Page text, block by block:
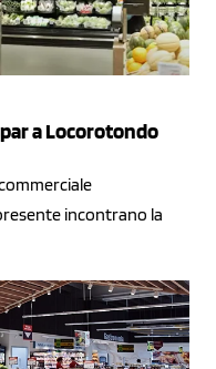
a Locorotondo
incontrano la